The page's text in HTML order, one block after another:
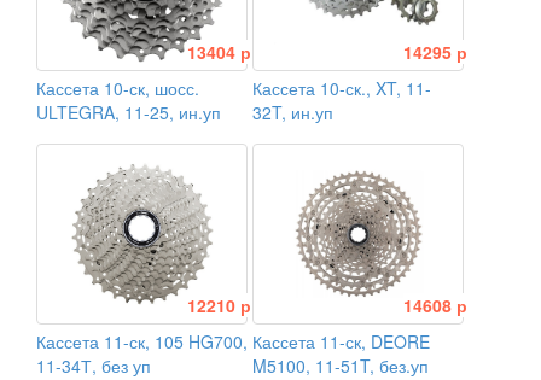
13404 р
Кассета 10-ск, шосс.
ULTEGRA, 11-25, ин.уп
14295 р
Кассета 10-ск., XT, 11-
32T, ин.уп
12210 р
Кассета 11-ск, 105 HG700,
11-34Т, без уп
14608 р
Кассета 11-ск, DEORE
M5100, 11-51T, без.уп